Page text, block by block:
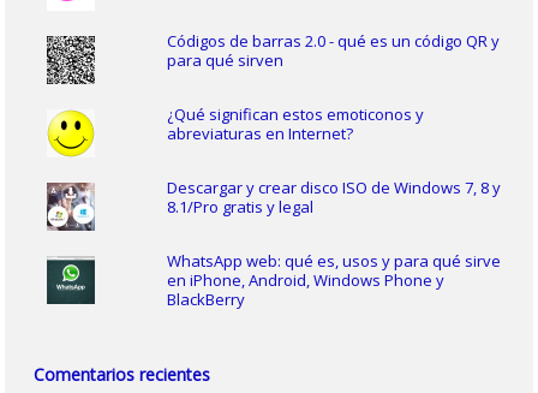
Códigos de barras 2.0 - qué es un código QR y
para qué sirven
¿Qué significan estos emoticonos y
abreviaturas en Internet?
Descargar y crear disco ISO de Windows 7, 8 y
8.1/Pro gratis y legal
WhatsApp web: qué es, usos y para qué sirve
en iPhone, Android, Windows Phone y
BlackBerry
Comentarios recientes